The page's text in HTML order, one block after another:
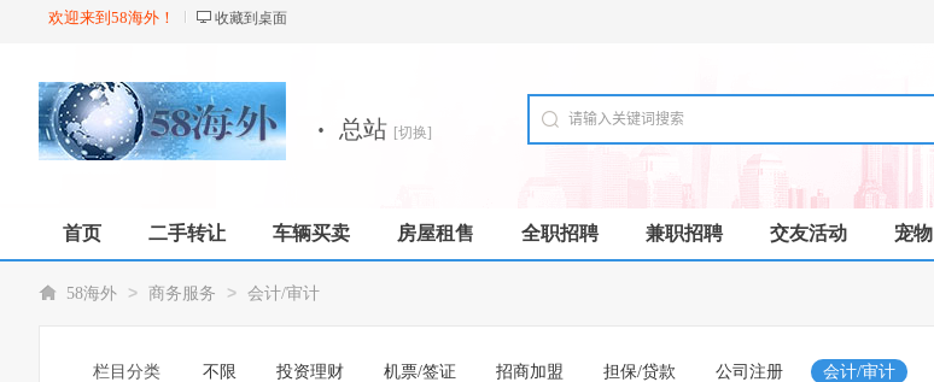
欢迎来到58海外！ 收藏到桌面
· 总站 [切换]
首页 二手转让 车辆买卖 房屋租售 全职招聘 兼职招聘 交友活动 宠物
店铺
58海外 > 商务服务 > 会计/审计
栏目分类 不限 投资理财 机票/签证 招商加盟 担保/贷款 公司注册 会计/审计